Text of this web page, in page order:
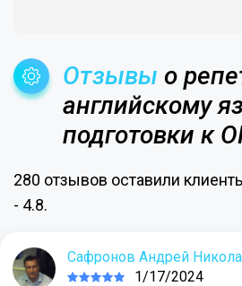
Отзывы о
английскому
подготовки к
280 отзывов оставили
- 4.8.
Сафронов Андрей
1/17/2024